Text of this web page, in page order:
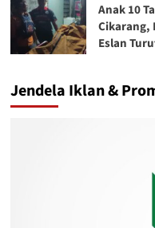
Anak 10
Cikarang,
Eslan
Jendela Iklan &